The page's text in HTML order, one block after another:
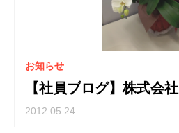
お知らせ
【社員ブログ】株式会
2012.05.24